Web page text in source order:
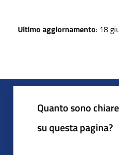
Ultimo aggiornamento: 18
Quanto sono
su questa pagina?